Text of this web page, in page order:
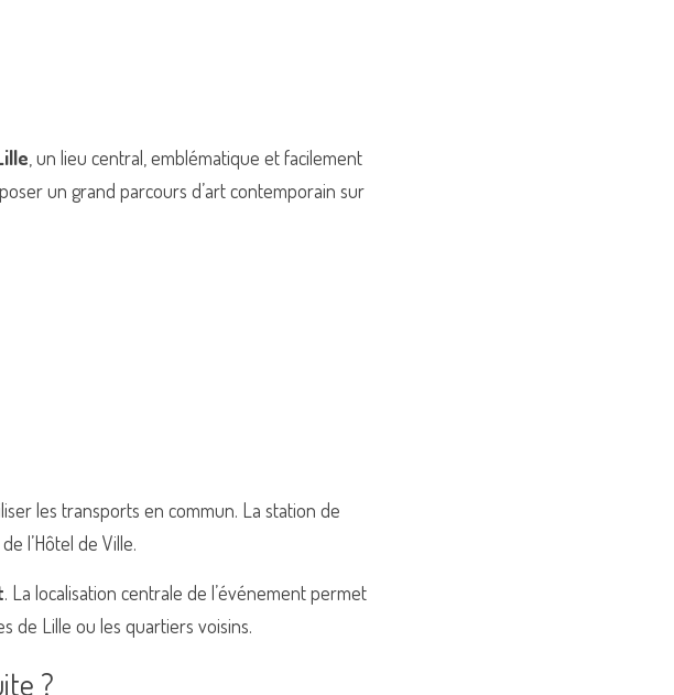
, un lieu central, emblématique et facilement
un grand parcours d’art contemporain sur
les transports en commun. La station de
l’Hôtel de Ville.
. La localisation centrale de l’événement permet
de Lille ou les quartiers voisins.
?